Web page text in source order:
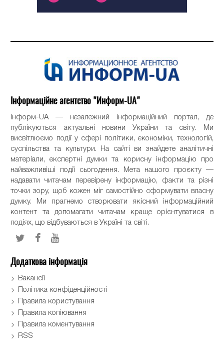
Інформаційне агентство "Информ-UA"
Інформ-UA — незалежний інформаційний портал, де
публікуються актуальні новини України та світу. Ми
висвітлюємо події у сфері політики, економіки, технологій,
суспільства та культури. На сайті ви знайдете аналітичні
матеріали, експертні думки та корисну інформацію про
найважливіші події сьогодення. Мета нашого проєкту —
надавати читачам перевірену інформацію, факти та різні
точки зору, щоб кожен міг самостійно сформувати власну
думку. Ми прагнемо створювати якісний інформаційний
контент та допомагати читачам краще орієнтуватися в
подіях, що відбуваються в Україні та світі.
Додаткова інформація
Вакансії
Політика конфіденційності
Правила користування
Правила копіювання
Правила коментування
RSS